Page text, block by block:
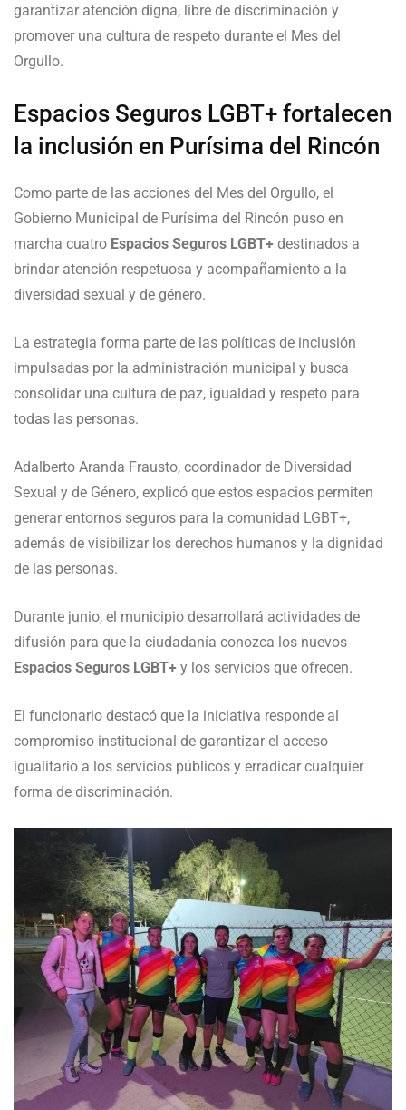
garantizar atención digna, libre de discriminación y
promover una cultura de respeto durante el Mes del
Orgullo.
Espacios Seguros LGBT+ fortalecen
la inclusión en Purísima del Rincón
Como parte de las acciones del Mes del Orgullo, el
Gobierno Municipal de Purísima del Rincón puso en
marcha cuatro Espacios Seguros LGBT+ destinados a
brindar atención respetuosa y acompañamiento a la
diversidad sexual y de género.
La estrategia forma parte de las políticas de inclusión
impulsadas por la administración municipal y busca
consolidar una cultura de paz, igualdad y respeto para
todas las personas.
Adalberto Aranda Frausto, coordinador de Diversidad
Sexual y de Género, explicó que estos espacios permiten
generar entornos seguros para la comunidad LGBT+,
además de visibilizar los derechos humanos y la dignidad
de las personas.
Durante junio, el municipio desarrollará actividades de
difusión para que la ciudadanía conozca los nuevos
Espacios Seguros LGBT+ y los servicios que ofrecen.
El funcionario destacó que la iniciativa responde al
compromiso institucional de garantizar el acceso
igualitario a los servicios públicos y erradicar cualquier
forma de discriminación.